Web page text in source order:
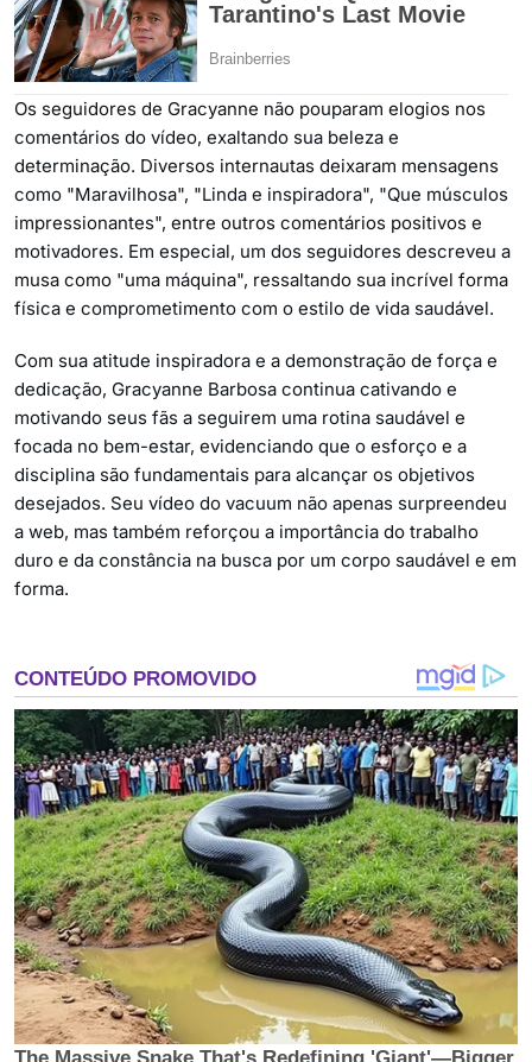
Os seguidores de Gracyanne não pouparam elogios nos
comentários do vídeo, exaltando sua beleza e
determinação. Diversos internautas deixaram mensagens
como "Maravilhosa", "Linda e inspiradora", "Que músculos
impressionantes", entre outros comentários positivos e
motivadores. Em especial, um dos seguidores descreveu a
musa como "uma máquina", ressaltando sua incrível forma
física e comprometimento com o estilo de vida saudável.
Com sua atitude inspiradora e a demonstração de força e
dedicação, Gracyanne Barbosa continua cativando e
motivando seus fãs a seguirem uma rotina saudável e
focada no bem-estar, evidenciando que o esforço e a
disciplina são fundamentais para alcançar os objetivos
desejados. Seu vídeo do vacuum não apenas surpreendeu
a web, mas também reforçou a importância do trabalho
duro e da constância na busca por um corpo saudável e em
forma.